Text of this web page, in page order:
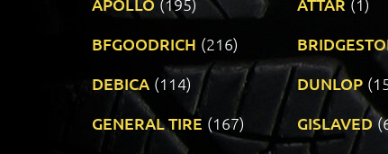
BFGOODRICH (216)
DEBICA (114) DUNLOP
GENERAL TIRE (167) GISLAVED